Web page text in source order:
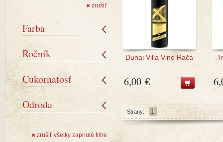
✖ zrušiť
Farba
Ročník
Cukornatosť
Odroda
✖ zrušiť všetky zapnuté filtre
Dunaj Villa Vino Rača
6,00 €
Strany: 1